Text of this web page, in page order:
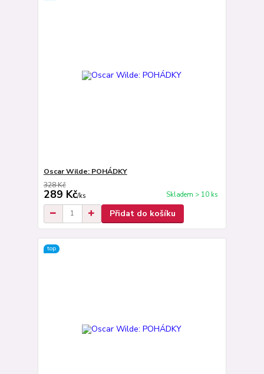
Oscar Wilde: POHÁDKY
328 Kč
289 Kč/ks Skladem > 10 ks
Přidat do košíku
top